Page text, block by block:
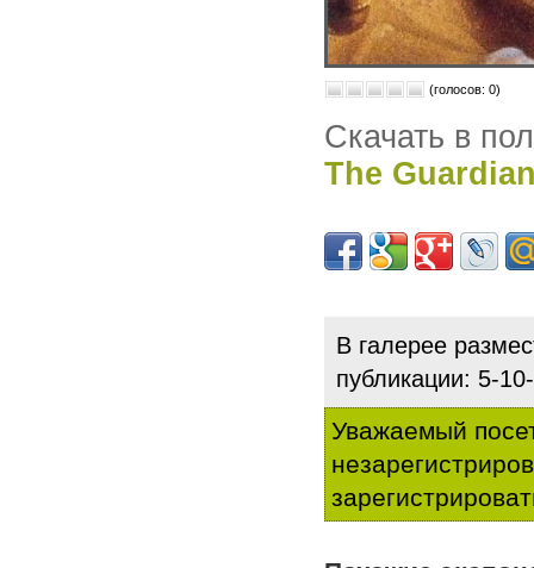
(голосов: 0)
Скачать в
The
В галерее
публикации: 5-
Уважаемый